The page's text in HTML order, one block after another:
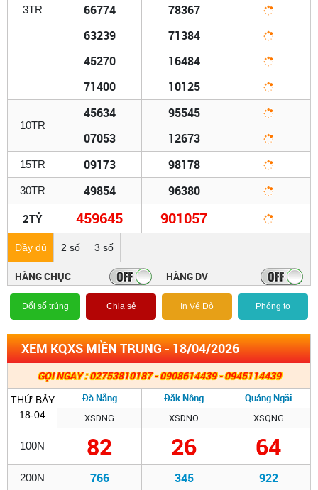
3TR
66774
63239
45270
71400
78367
71384
16484
10125
10TR
45634
07053
95545
12673
15TR 09173 98178
30TR 49854 96380
2TỶ 459645 901057
Đầy đủ 2 số 3 số
HÀNG CHỤC HÀNG DV
Đổi số trúng Chia sẻ In Vé Dò Phóng to
XEM KQXS MIỀN TRUNG - 18/04/2026
GỌI NGAY : 02753810187 - 0908614439 - 0945114439
THỨ BẢY
18-04
Đà Nẵng Đắk Nông Quảng Ngãi
XSDNG XSDNO XSQNG
100N 82 26 64
200N 766 345 922